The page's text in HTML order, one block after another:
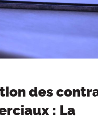
des
: La